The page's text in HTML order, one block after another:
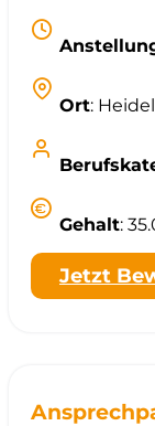
Ort:
Gehalt:
Jetzt